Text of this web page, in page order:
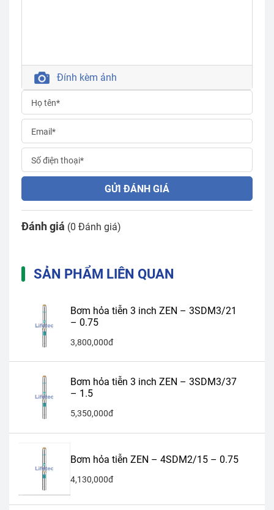
Đính kèm ảnh
GỬI ĐÁNH GIÁ
Đánh giá (0 Đánh giá)
SẢN PHẨM LIÊN QUAN
Bơm hỏa tiễn 3 inch ZEN – 3SDM3/21
– 0.75
3,800,000đ
Bơm hỏa tiễn 3 inch ZEN – 3SDM3/37
– 1.5
5,350,000đ
Bơm hỏa tiễn ZEN – 4SDM2/15 – 0.75
4,130,000đ